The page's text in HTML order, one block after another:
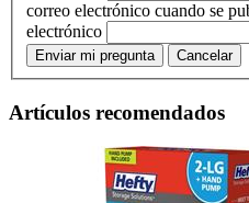
correo electrónico cuando se
electrónico
Enviar mi pregunta Cancelar
Artículos recomendados